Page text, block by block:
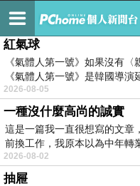
巴哈就是一次笑八個哈
紅氣球
《氣體人第一號》如果沒有〈
《氣體人第一號》是韓國導演
2026-08-05
一種沒什麼高尚的誠實
這是一篇我一直很想寫的文章
前換工作，我原本以為中年轉
2026-08-02
抽屜